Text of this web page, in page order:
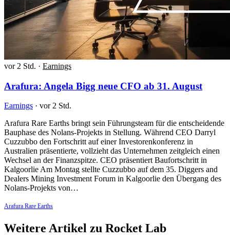
vor 2 Std. · Earnings
Arafura: Angela Bigg neue CFO ab 31. August
Earnings · vor 2 Std.
Arafura Rare Earths bringt sein Führungsteam für die entscheidende
Bauphase des Nolans-Projekts in Stellung. Während CEO Darryl
Cuzzubbo den Fortschritt auf einer Investorenkonferenz in
Australien präsentierte, vollzieht das Unternehmen zeitgleich einen
Wechsel an der Finanzspitze. CEO präsentiert Baufortschritt in
Kalgoorlie Am Montag stellte Cuzzubbo auf dem 35. Diggers and
Dealers Mining Investment Forum in Kalgoorlie den Übergang des
Nolans-Projekts von…
Arafura Rare Earths
Weitere Artikel zu Rocket Lab